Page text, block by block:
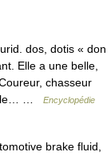
dos, dotis « don
Elle a une belle,
chasseur
…
Encyclopédie
brake fluid,